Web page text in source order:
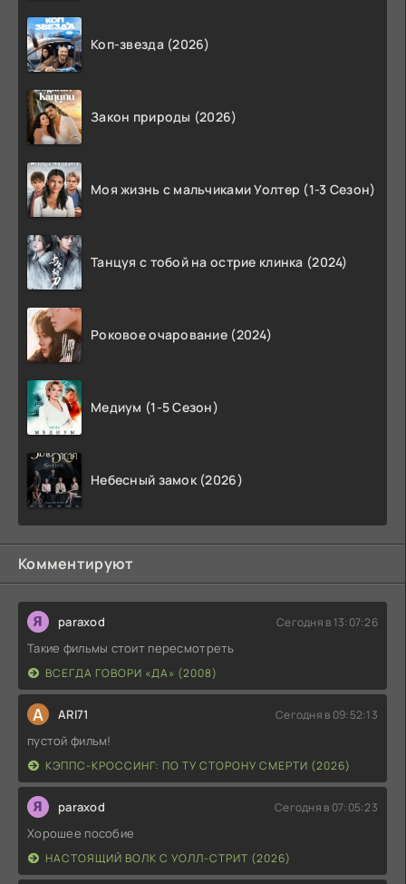
Коп-звезда (2026)
Закон природы (2026)
Моя жизнь с мальчиками Уолтер (1-3 Сезон)
Танцуя с тобой на острие клинка (2024)
Роковое очарование (2024)
Медиум (1-5 Сезон)
Небесный замок (2026)
Комментируют
paraxod Сегодня в 13:07:26
Такие фильмы стоит пересмотреть
ВСЕГДА ГОВОРИ «ДА» (2008)
A ARI71 Сегодня в 09:52:13
пустой фильм!
КЭППС-КРОССИНГ: ПО ТУ СТОРОНУ СМЕРТИ (2026)
paraxod Сегодня в 07:05:23
Хорошее пособие
НАСТОЯЩИЙ ВОЛК С УОЛЛ-СТРИТ (2026)